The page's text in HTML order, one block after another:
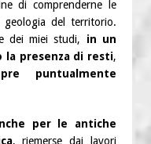
di comprenderne le
del territorio.
dei miei studi, in un
presenza di resti,
puntualmente
per le antiche
, riemerse dai lavori